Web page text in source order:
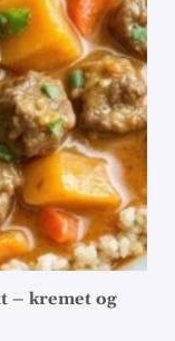
– kremet og